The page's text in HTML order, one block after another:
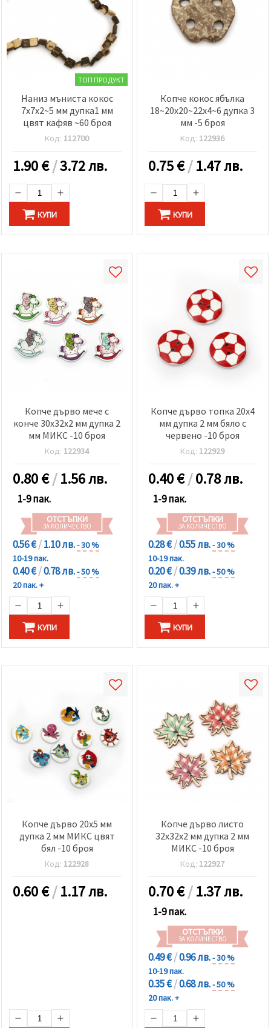
ТОП ПРОДУКТ
Наниз мъниста кокос
7x7x2~5 мм дупка1 мм
цвят кафяв ~60 броя
Код: 112700
1.90€/3.72 лв.
КУПИ
Копче кокос ябълка
18~20x20~22x4~6 дупка 3
мм -5 броя
Код: 122936
0.75€/1.47 лв.
КУПИ
Копче дърво мече с
конче 30x32x2 мм дупка 2
мм МИКС -10 броя
Код: 122934
0.80€/1.56 лв.
1-9 пак.
ОТСТЪПКИ
ЗА КОЛИЧЕСТВО
0.56 €/1.10 лв.- 30 %
10-19 пак.
0.40 €/0.78 лв.- 50 %
20 пак. +
КУПИ
Копче дърво топка 20x4
мм дупка 2 мм бяло с
червено -10 броя
Код: 122929
0.40€/0.78 лв.
1-9 пак.
ОТСТЪПКИ
ЗА КОЛИЧЕСТВО
0.28 €/0.55 лв.- 30 %
10-19 пак.
0.20 €/0.39 лв.- 50 %
20 пак. +
КУПИ
Копче дърво 20x5 мм
дупка 2 мм МИКС цвят
бял -10 броя
Код: 122928
0.60€/1.17 лв.
Копче дърво листо
32x32x2 мм дупка 2 мм
МИКС -10 броя
Код: 122927
0.70€/1.37 лв.
1-9 пак.
ОТСТЪПКИ
ЗА КОЛИЧЕСТВО
0.49 €/0.96 лв.- 30 %
10-19 пак.
0.35 €/0.68 лв.- 50 %
20 пак. +